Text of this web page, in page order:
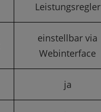
Leistungsregler
einstellbar via
Webinterface
ja